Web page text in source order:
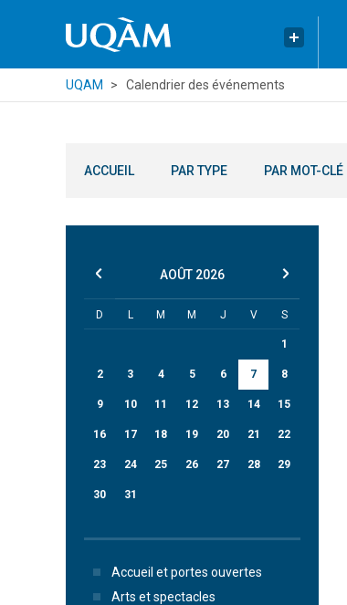
UQAM Calendrier des événements
ACCUEIL PAR TYPE PAR MOT-CLÉ
AOÛT 2026
D L M M J V S
1
2 3 4 5 6 7 8
9 10 11 12 13 14 15
16 17 18 19 20 21 22
23 24 25 26 27 28 29
30 31
Accueil et portes ouvertes
Arts et spectacles